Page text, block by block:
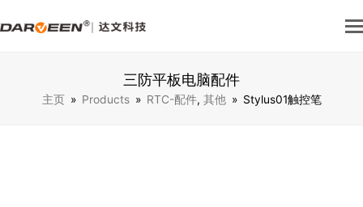
三防平板电脑配件
主页 » Products » RTC-配件, 其他 » Stylus01触控笔